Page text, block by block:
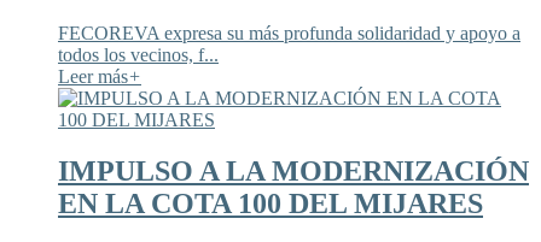
FECOREVA expresa su más profunda solidaridad y apoyo a
todos los vecinos, f...
Leer más+
IMPULSO A LA MODERNIZACIÓN
EN LA COTA 100 DEL MIJARES